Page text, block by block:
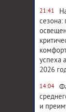
21:41
сезона:
успеха
2026
14:04
и